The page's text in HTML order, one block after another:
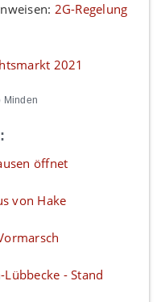
2G-Regelung
2021
Minden
öffnet
von Hake
- Stand